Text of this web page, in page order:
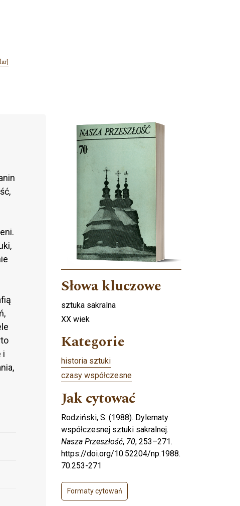
i
Cover image
Słowa kluczowe
sztuka sakralna
XX wiek
Kategorie
historia sztuki
czasy współczesne
Jak cytować
Rodziński, S. (1988). Dylematy
współczesnej sztuki sakralnej.
Nasza Przeszłość, 70, 253–271.
https://doi.org/10.52204/np.1988.
70.253-271
Formaty cytowań